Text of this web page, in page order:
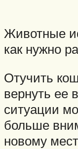
Животные
как нужно
Отучить
вернуть ее
ситуации
больше
новому